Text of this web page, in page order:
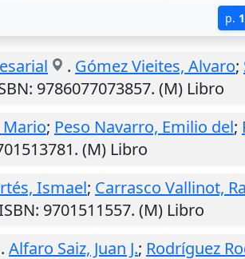
p. 1
. Gómez Vieites, Alvaro;
9786077073857. (M) Libro
; Peso Navarro, Emilio del;
(M) Libro
Ismael; Carrasco Vallinot,
9701511557. (M) Libro
. Alfaro Saiz, Juan J.; Rodríguez